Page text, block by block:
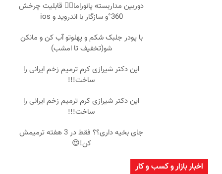
دوربین مداربسته پانوراما👈🏻 قابلیت چرخش
360°و سازگار با اندروید و ios
با پودر جلبک شکم و پهلوتو آب کن و مانکن
شو(تخفیف تا امشب)
این دکتر شیرازی کرم ترمیم زخم ایرانی را
ساخت!!!
این دکتر شیرازی کرم ترمیم زخم ایرانی را
ساخت!!!
جای بخیه داری؟؟ فقط در 3 هفته ترمیمش
کن!😍
اخبار بازار و کسب و کار